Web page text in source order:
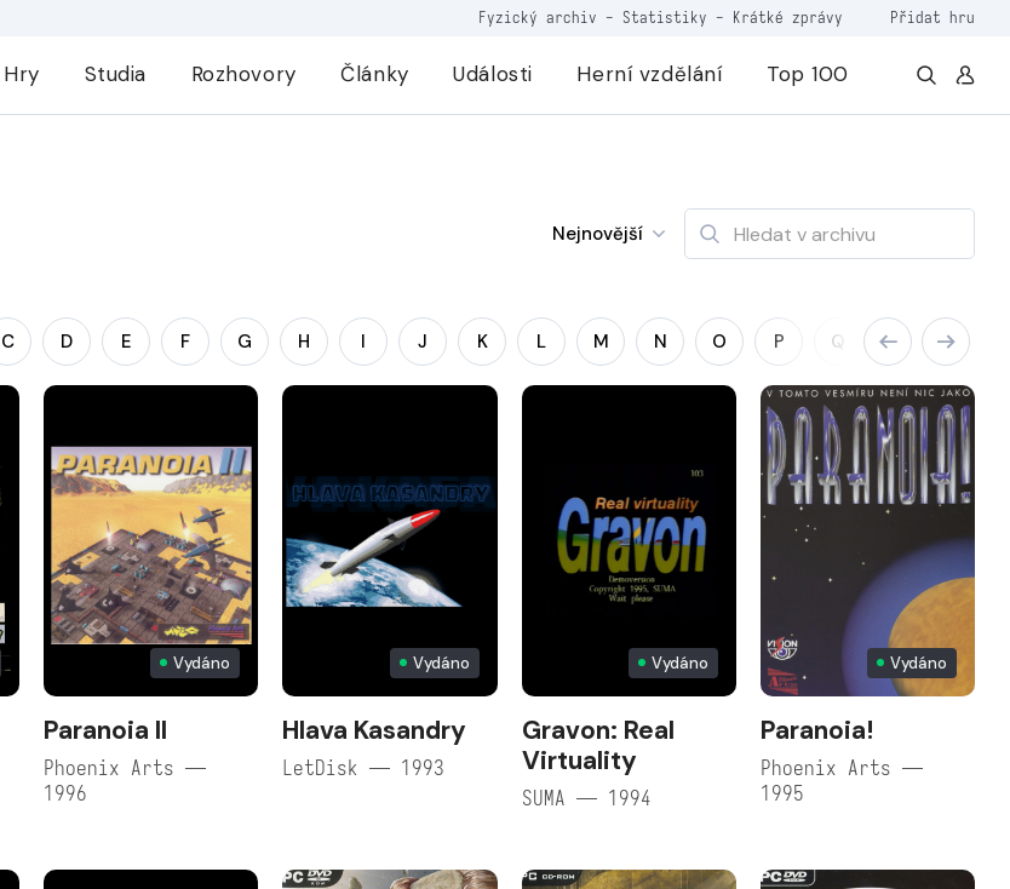
Fyzický archiv - Statistiky - Krátké zprávy Přidat hru
Hry Studia Rozhovory Články Události Herní vzdělání Top 100
Nejnovější
C D E F G H I J K L M N O P Q R S
Vydáno
Paranoia II
Phoenix Arts —
1996
Vydáno
Hlava Kasandry
LetDisk — 1993
Vydáno
Gravon: Real
Virtuality
SUMA — 1994
Vydáno
Paranoia!
Phoenix Arts —
1995